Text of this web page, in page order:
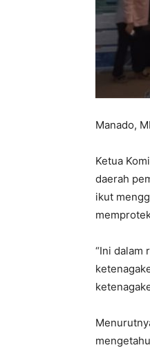
Manado,
Ketua
daerah
ikut
“Ini dalam